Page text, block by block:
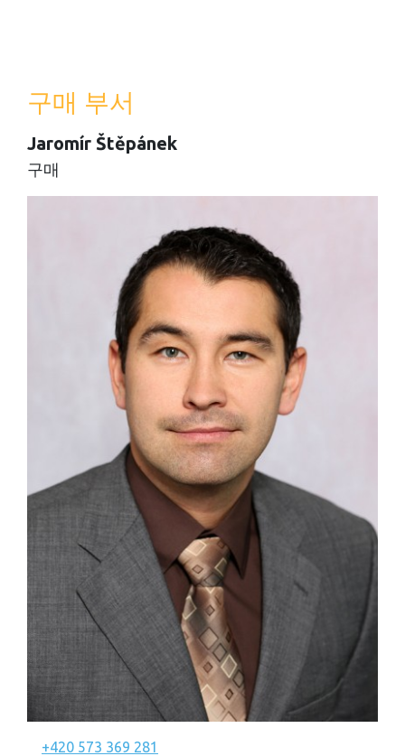
구매 부서
Jaromír Štěpánek
구매
+420 573 369 281